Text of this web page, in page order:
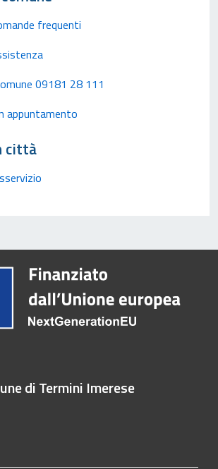
frequenti
09181 28 111
appuntamento
città
di Termini Imerese